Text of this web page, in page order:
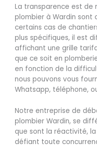
La transparence est de
plombier à Wardin sont
certains cas de
plus spécifiques, il est
affichant une grille
que ce soit en
en fonction de la
nous pouvons vous
Whatsapp, téléphone,
Notre entreprise de
plombier Wardin, se
que sont la réactivité,
défiant toute